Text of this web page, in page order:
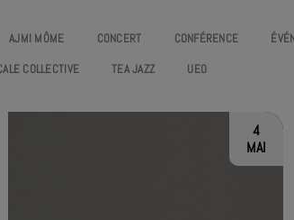
AJMI MÔME CONCERT CONFÉRENCE
COLLECTIVE TEA JAZZ UEO
4
MAI